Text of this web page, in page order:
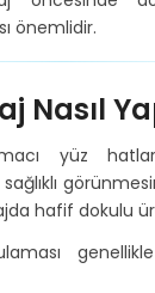
önemlidir.
Nasıl
yüz
hafif dokulu